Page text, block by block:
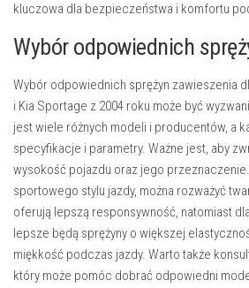
kluczowa dla bezpieczeństwa i komfortu
Wybór odpowiednich
Wybór odpowiednich sprężyn zawieszenia
i Kia Sportage z 2004 roku może być
jest wiele różnych modeli i producentów, a
specyfikacje i parametry. Ważne jest, aby
wysokość pojazdu oraz jego
sportowego stylu jazdy, można rozważyć
oferują lepszą responsywność, natomiast
lepsze będą sprężyny o większej
miękkość podczas jazdy. Warto także
który może pomóc dobrać odpowiedni